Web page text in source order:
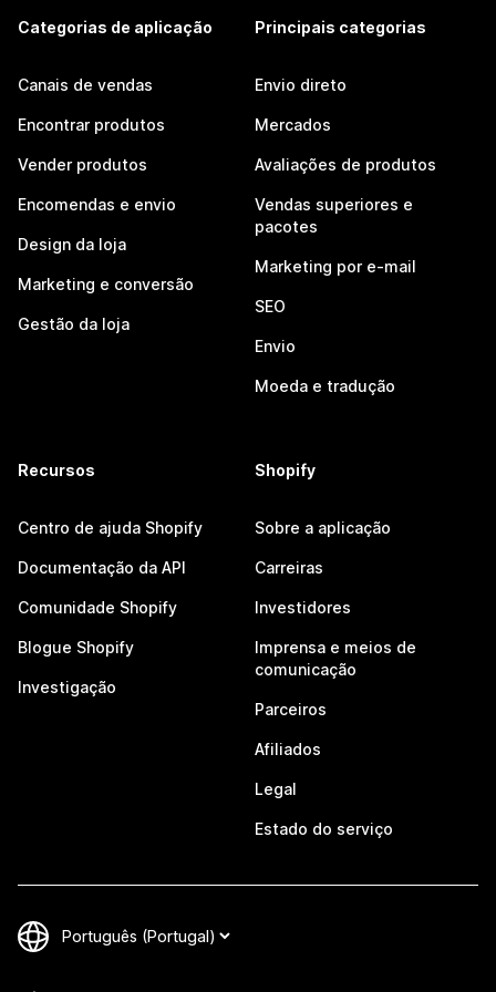
Categorias de aplicação
Canais de vendas
Encontrar produtos
Vender produtos
Encomendas e envio
Design da loja
Marketing e conversão
Gestão da loja
Principais categorias
Envio direto
Mercados
Avaliações de produtos
Vendas superiores e
pacotes
Marketing por e-mail
SEO
Envio
Moeda e tradução
Recursos
Centro de ajuda Shopify
Documentação da API
Comunidade Shopify
Blogue Shopify
Investigação
Shopify
Sobre a aplicação
Carreiras
Investidores
Imprensa e meios de
comunicação
Parceiros
Afiliados
Legal
Estado do serviço